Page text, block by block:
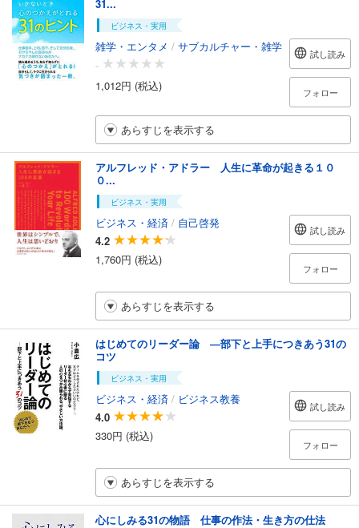
31...
ビジネス・実用
雑学・エンタメ / サブカルチャー・雑学
-
1,012円 (税込)
試し読み
フォロー
あらすじを表示する
アルフレッド・アドラー 人生に革命が起きる１０
０...
ビジネス・実用
ビジネス・経済 / 自己啓発
4.2
1,760円 (税込)
試し読み
フォロー
あらすじを表示する
はじめてのリーダー論 ―部下と上手につきあう31の
コツ
ビジネス・実用
ビジネス・経済 / ビジネス教養
4.0
330円 (税込)
試し読み
フォロー
あらすじを表示する
心にしみる31の物語 仕事の作法・生き方の仕法